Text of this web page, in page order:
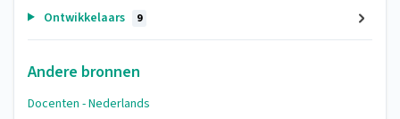
Ontwikkelaars 9
Andere bronnen
Docenten - Nederlands